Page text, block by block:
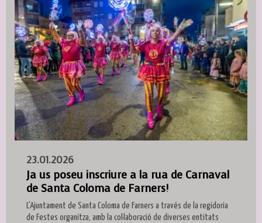
23.01.2026
Ja us poseu inscriure a la rua de Carnaval
de Santa Coloma de Farners!
L'Ajuntament de Santa Coloma de Farners a través de la regidoria
de Festes organitza, amb la col·laboració de diverses entitats